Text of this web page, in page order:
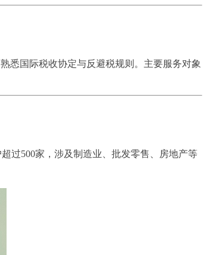
悉国际税收协定与反避税规则。主要服务对象
过500家，涉及制造业、批发零售、房地产等